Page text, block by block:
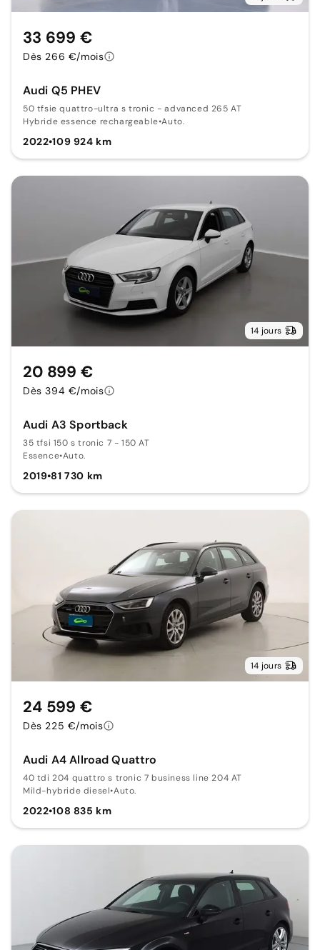
Audi Q5 PHEV
50 tfsie quattro-ultra s tronic - advanced 265 AT
Hybride essence rechargeable•Auto.
2022•109 924 km
33 699 €
Dès 266 €/mois
14 jours
Audi A3 Sportback
35 tfsi 150 s tronic 7 - 150 AT
Essence•Auto.
2019•81 730 km
20 899 €
Dès 394 €/mois
14 jours
Audi A4 Allroad Quattro
40 tdi 204 quattro s tronic 7 business line 204 AT
Mild-hybride diesel•Auto.
2022•108 835 km
24 599 €
Dès 225 €/mois